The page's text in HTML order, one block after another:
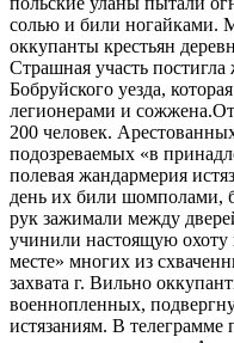
солью и били ногайками.
оккупанты крестьян
Страшная участь
Бобруйского уезда,
легионерами и
200 человек.
подозреваемых «в
полевая жандармерия
день их били шомполами,
рук зажимали между
учинили настоящую охоту
месте» многих из
захвата г. Вильно
военнопленных,
истязаниям. В телеграмме